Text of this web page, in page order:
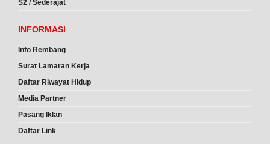
S2 / Sederajat
INFORMASI
Info Rembang
Surat Lamaran Kerja
Daftar Riwayat Hidup
Media Partner
Pasang Iklan
Daftar Link